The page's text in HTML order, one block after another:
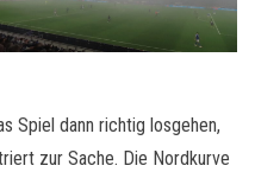
Spiel dann richtig losgehen,
zur Sache. Die Nordkurve